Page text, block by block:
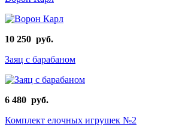
10 250 руб.
Заяц с барабаном
6 480 руб.
Комплект елочных игрушек №2